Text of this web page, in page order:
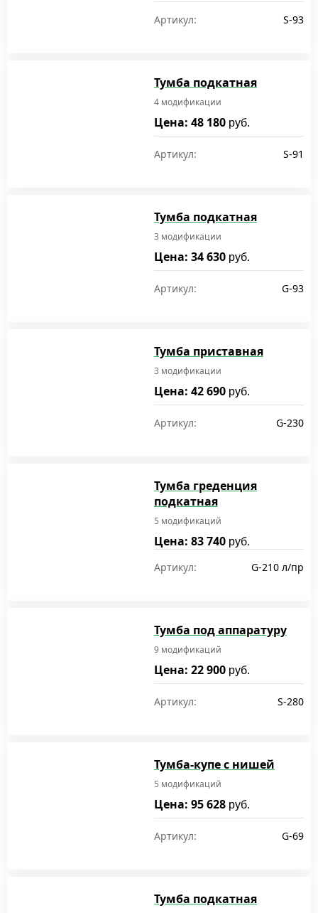
Артикул: S-93
Тумба подкатная
4 модификации
Цена: 48 180 руб.
Артикул: S-91
Тумба подкатная
3 модификации
Цена: 34 630 руб.
Артикул: G-93
Тумба приставная
3 модификации
Цена: 42 690 руб.
Артикул: G-230
Тумба греденция
подкатная
5 модификаций
Цена: 83 740 руб.
Артикул: G-210 л/пр
Тумба под аппаратуру
9 модификаций
Цена: 22 900 руб.
Артикул: S-280
Тумба-купе с нишей
5 модификаций
Цена: 95 628 руб.
Артикул: G-69
Тумба подкатная